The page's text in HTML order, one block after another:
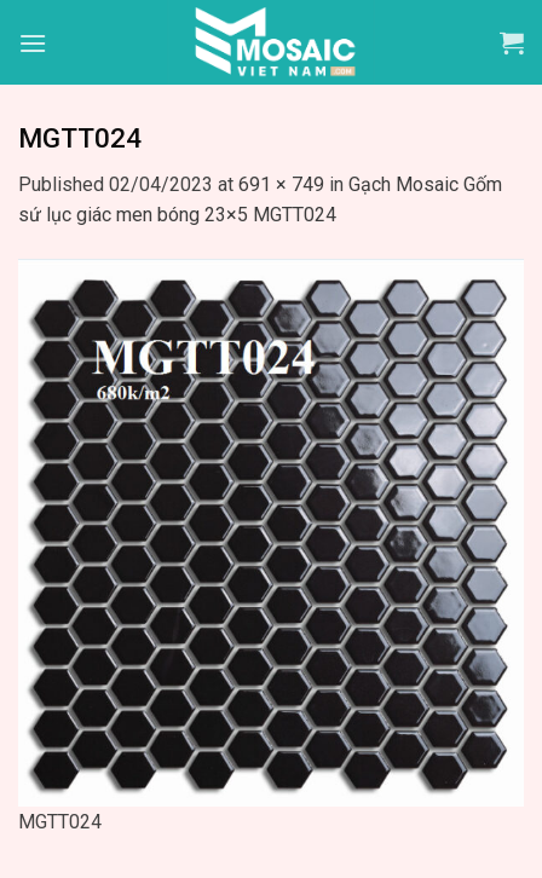
MGTT024
Published 02/04/2023 at 691 × 749 in Gạch Mosaic Gốm
sứ lục giác men bóng 23×5 MGTT024
MGTT024